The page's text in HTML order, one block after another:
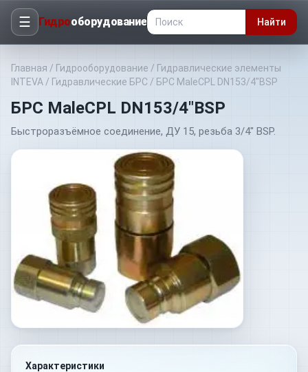
☰ Гидрооборудование Найти
Главная / Гидрооборудование / Гидравлические элементы
INTEVA / Гидравлические БРС / БРС MaleCPL DN153/4"BSP
БРС MaleCPL DN153/4"BSP
Быстроразъёмное соединение, ДУ 15, резьба 3/4" BSP.
Характеристики